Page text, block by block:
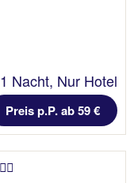
1 Nacht, Nur Hotel
Preis p.P. ab 59 €